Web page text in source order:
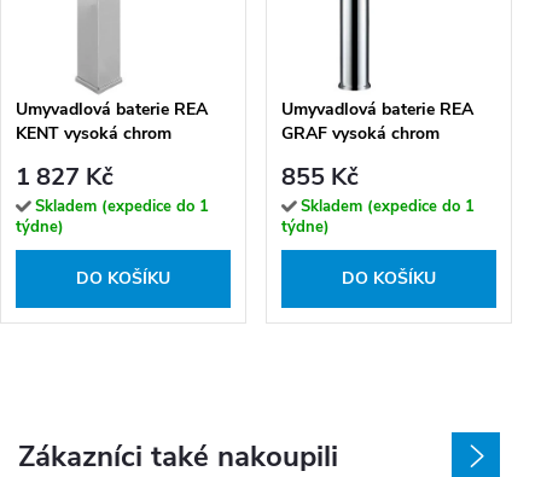
Umyvadlová baterie REA
KENT vysoká chrom
1 827 Kč
Skladem (expedice do 1
týdne)
DO KOŠÍKU
Umyvadlová baterie REA
GRAF vysoká chrom
855 Kč
Skladem (expedice do 1
týdne)
DO KOŠÍKU
Zákazníci také nakoupili